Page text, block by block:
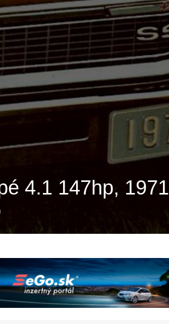
4.1 147hp, 1971